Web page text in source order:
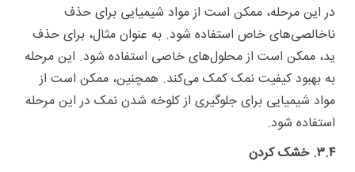
در این مرحله، ممکن است از مواد شیمیایی برای حذف
ناخالصی‌های خاص استفاده شود. به عنوان مثال، برای حذف
ید، ممکن است از محلول‌های خاصی استفاده شود. این مرحله
به بهبود کیفیت نمک کمک می‌کند. همچنین، ممکن است از
مواد شیمیایی برای جلوگیری از کلوخه شدن نمک در این مرحله
استفاده شود.
۳.۴. خشک کردن